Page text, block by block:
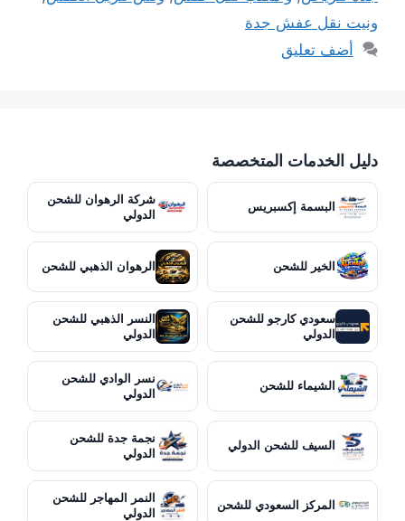
ونيت نقل عفش جدة
أضف تعليق
دليل الخدمات المتخصصة
البسمة إكسبريس
شركة الرهوان للشحن
الدولي
الخير للشحن الرهوان الذهبي للشحن
سعودي كارجو للشحن
الدولي
النسر الذهبي للشحن
الدولي
الشيماء للشحن
نسر الوادي للشحن
الدولي
السيف للشحن الدولي
نجمة جدة للشحن
الدولي
المركز السعودي للشحن
النمر المهاجر للشحن
الدولي